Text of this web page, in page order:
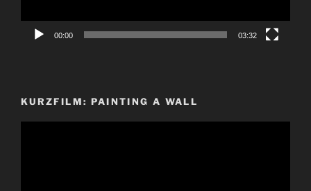
00:00 03:32
KURZFILM: PAINTING A WALL